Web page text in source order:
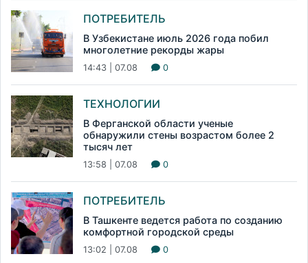
ПОТРЕБИТЕЛЬ
В Узбекистане июль 2026 года побил
многолетние рекорды жары
14:43 | 07.08 0
ТЕХНОЛОГИИ
В Ферганской области ученые
обнаружили стены возрастом более 2
тысяч лет
13:58 | 07.08 0
ПОТРЕБИТЕЛЬ
В Ташкенте ведется работа по созданию
комфортной городской среды
13:02 | 07.08 0